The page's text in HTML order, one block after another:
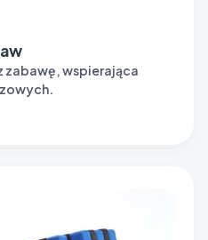
zabawę, wspierająca